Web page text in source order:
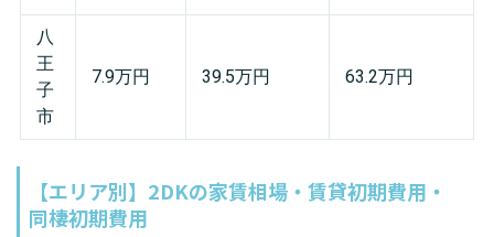
八
王
子
市
7.9万円 39.5万円 63.2万円
【エリア別】2DKの家賃相場・賃貸初期費用・
同棲初期費用